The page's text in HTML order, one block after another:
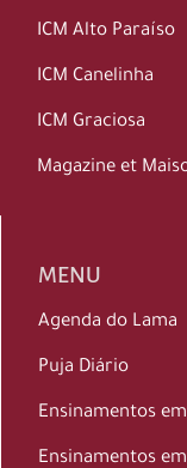
ICM Alto Paraíso
ICM Canelinha
ICM Graciosa
Magazine et
MENU
Agenda do Lama
Puja Diário
Ensinamentos
Ensinamentos